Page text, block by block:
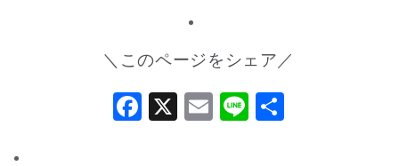
＼このページをシェア／
Facebook
X Email
Line